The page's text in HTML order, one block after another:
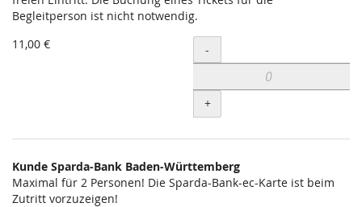
Begleitperson ist nicht notwendig.
11,00 €
Menge
-
+
Kunde Sparda-Bank Baden-Württemberg
Maximal für 2 Personen! Die Sparda-Bank-ec-Karte ist beim
Zutritt vorzuzeigen!